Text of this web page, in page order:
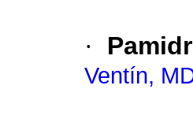
·
Ventín,